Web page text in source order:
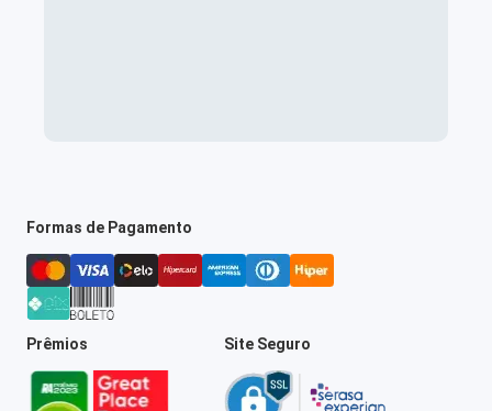
Formas de Pagamento
Prêmios Site Seguro